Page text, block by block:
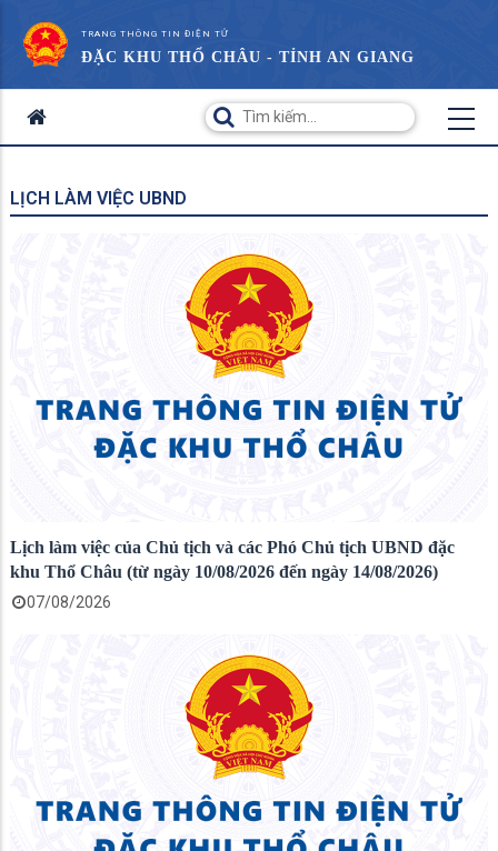
TRANG THÔNG TIN ĐIỆN TỬ
ĐẶC KHU THỔ CHÂU - TỈNH AN GIANG
LỊCH LÀM VIỆC UBND
Lịch làm việc của Chủ tịch và các Phó Chủ tịch UBND đặc
khu Thổ Châu (từ ngày 10/08/2026 đến ngày 14/08/2026)
07/08/2026